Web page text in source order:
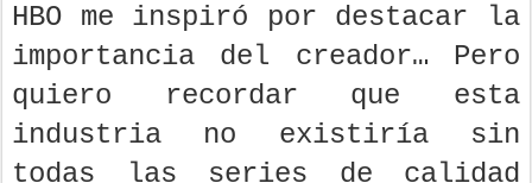
HBO me inspiró por destacar la
importancia del creador… Pero
quiero recordar que esta
industria no existiría sin
todas las series de calidad